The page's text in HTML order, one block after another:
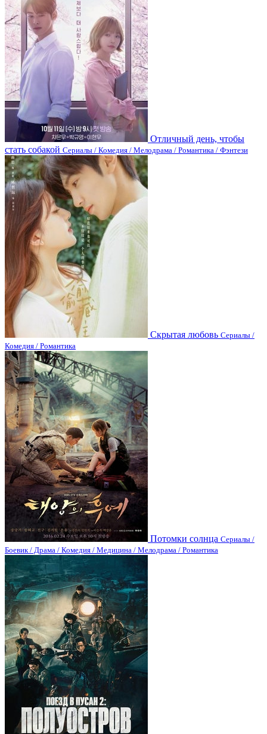
Отличный день, чтобы
стать собакой Сериалы / Комедия / Мелодрама / Романтика / Фэнтези
Скрытая любовь Сериалы /
Комедия / Романтика
Потомки солнца Сериалы /
Боевик / Драма / Комедия / Медицина / Мелодрама / Романтика